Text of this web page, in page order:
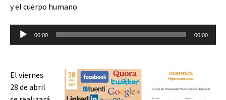
y el cuerpo humano.
Reproductor
de
00:00 00:00
El viernes
28 de abril